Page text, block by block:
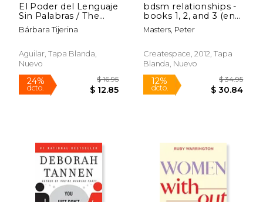
50%
dcto.
$ 52.49 50%
dcto.
El Poder del Lenguaje
Sin Palabras / The
Power of Language
Without Words
Bárbara Tijerina
Aguilar, Tapa Blanda,
Nuevo
bdsm relationships -
books 1, 2, and 3 (en
Inglés)
Masters, Peter
Createspace, 2012, Tapa
Blanda, Nuevo